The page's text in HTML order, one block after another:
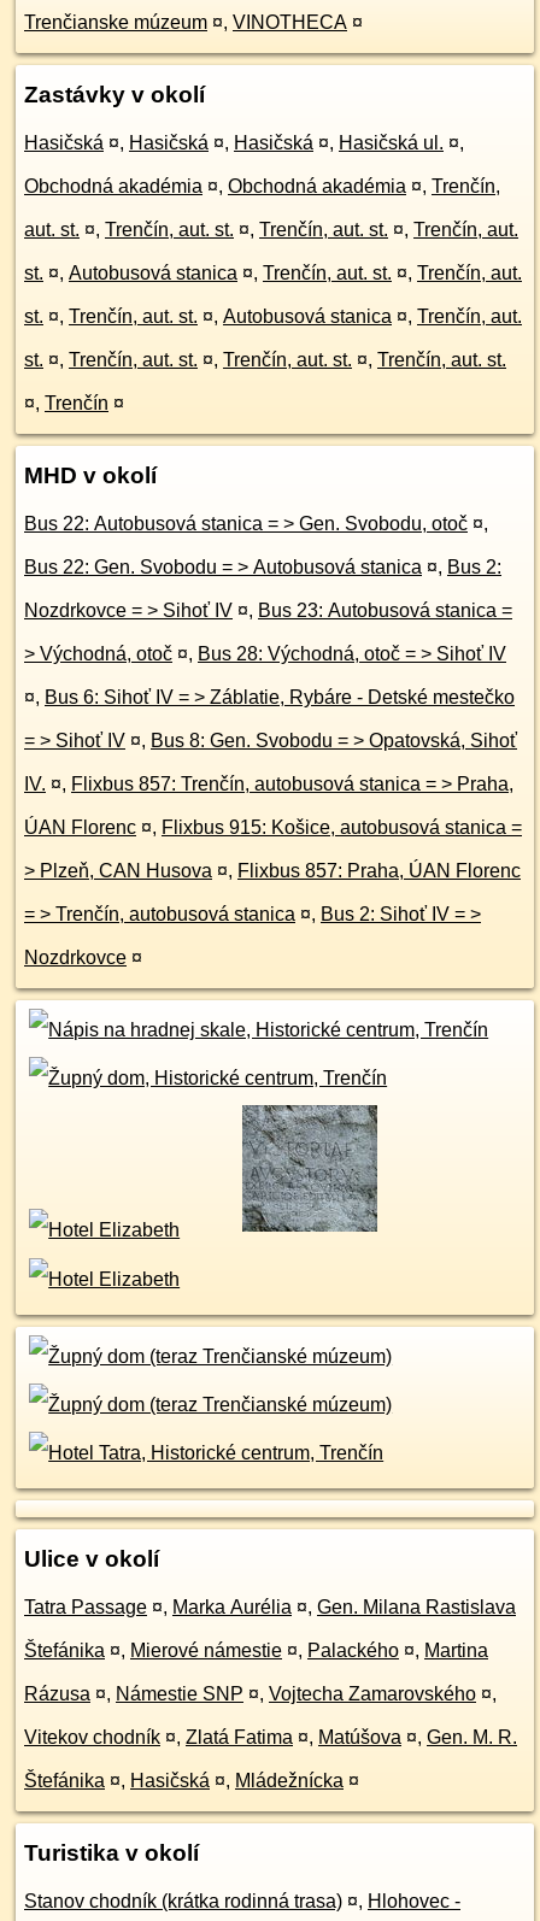
Trenčianske múzeum ¤, VINOTHECA ¤
Zastávky v okolí
Hasičská ¤, Hasičská ¤, Hasičská ¤, Hasičská ul. ¤,
Obchodná akadémia ¤, Obchodná akadémia ¤, Trenčín,
aut. st. ¤, Trenčín, aut. st. ¤, Trenčín, aut. st. ¤, Trenčín, aut.
st. ¤, Autobusová stanica ¤, Trenčín, aut. st. ¤, Trenčín, aut.
st. ¤, Trenčín, aut. st. ¤, Autobusová stanica ¤, Trenčín, aut.
st. ¤, Trenčín, aut. st. ¤, Trenčín, aut. st. ¤, Trenčín, aut. st.
¤, Trenčín ¤
MHD v okolí
Bus 22: Autobusová stanica = > Gen. Svobodu, otoč ¤,
Bus 22: Gen. Svobodu = > Autobusová stanica ¤, Bus 2:
Nozdrkovce = > Sihoť IV ¤, Bus 23: Autobusová stanica =
> Východná, otoč ¤, Bus 28: Východná, otoč = > Sihoť IV
¤, Bus 6: Sihoť IV = > Záblatie, Rybáre - Detské mestečko
= > Sihoť IV ¤, Bus 8: Gen. Svobodu = > Opatovská, Sihoť
IV. ¤, Flixbus 857: Trenčín, autobusová stanica = > Praha,
ÚAN Florenc ¤, Flixbus 915: Košice, autobusová stanica =
> Plzeň, CAN Husova ¤, Flixbus 857: Praha, ÚAN Florenc
= > Trenčín, autobusová stanica ¤, Bus 2: Sihoť IV = >
Nozdrkovce ¤
Ulice v okolí
Tatra Passage ¤, Marka Aurélia ¤, Gen. Milana Rastislava
Štefánika ¤, Mierové námestie ¤, Palackého ¤, Martina
Rázusa ¤, Námestie SNP ¤, Vojtecha Zamarovského ¤,
Vitekov chodník ¤, Zlatá Fatima ¤, Matúšova ¤, Gen. M. R.
Štefánika ¤, Hasičská ¤, Mládežnícka ¤
Turistika v okolí
Stanov chodník (krátka rodinná trasa) ¤, Hlohovec -